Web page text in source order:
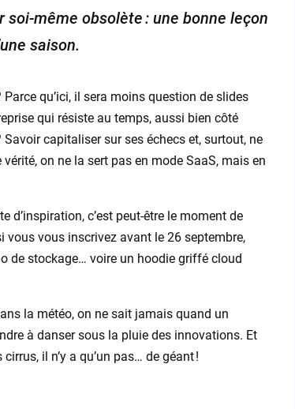
même obsolète : une bonne leçon
saison.
Parce qu’ici, il sera moins question de slides
qui résiste au temps, aussi bien côté
capitaliser sur ses échecs et, surtout, ne
on ne la sert pas en mode SaaS, mais en
d’inspiration, c’est peut-être le moment de
vous vous inscrivez avant le 26 septembre,
de stockage… voire un hoodie griffé cloud
la météo, on ne sait jamais quand un
à danser sous la pluie des innovations. Et
il n’y a qu’un pas… de géant !